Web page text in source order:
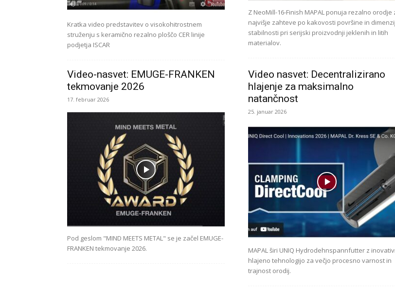
Kratka video predstavitev o visokohitrostnem
struženju s keramično rezalno ploščo CER linije
podjetja ISCAR
Z NeoMill-16-Finish MAPAL ponuja rezalno orodje
najvišje zahteve po kakovosti površine in
stabilnosti pri serijski proizvodnji jeklenih in litih
materialov.
Video-nasvet: EMUGE-FRANKEN
tekmovanje 2026
17. februar 2026
Pod geslom "MIND MEETS METAL" se je začel EMUGE-
FRANKEN tekmovanje 2026.
Video nasvet: Decentralizirano
hlajenje za maksimalno
natančnost
25. januar 2026
MAPAL širi UNIQ Hydrodehnspannfutter z
hlajeno tehnologijo za večjo procesno varnost in
trajnost orodij.